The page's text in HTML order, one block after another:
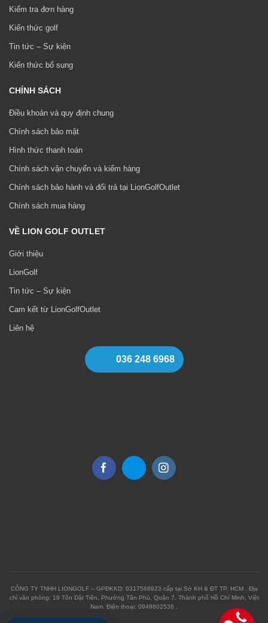
Kiểm tra đơn hàng
Kiến thức golf
Tin tức – Sự kiện
Kiến thức bổ sung
CHÍNH SÁCH
Điều khoản và quy định chung
Chính sách bảo mật
Hình thức thanh toán
Chính sách vận chuyển và kiểm hàng
Chính sách bảo hành và đổi trả tại LionGolfOutlet
Chính sách mua hàng
VỀ LION GOLF OUTLET
Giới thiệu
LionGolf
Tin tức – Sự kiện
Cam kết từ LionGolfOutlet
Liên hệ
036 248 6968
CÔNG TY TNHH LIONGOLF – GPĐKKD: 0317568923 cấp tại Sở KH & ĐT TP. HCM . Địa
chỉ văn phòng: 19 Tôn Dật Tiên, Phường Tân Phú, Quận 7, Thành phố Hồ Chí Minh, Việt
Nam. Điện thoại: 0949802536 .